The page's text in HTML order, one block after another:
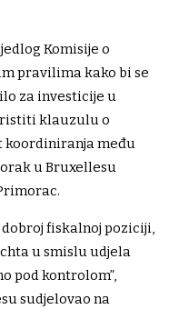
Komisije o
pravilima kako bi se
za investicije u
klauzulu o
koordiniranja među
u Bruxellesu
fiskalnoj poziciji,
u smislu udjela
pod kontrolom”,
sudjelovao na